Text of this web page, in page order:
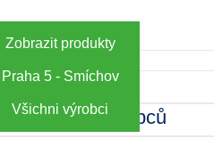
ceny
Zobrazit produkty
prodejna
Praha 5 - Smíchov
mnoha výrobců
Všichni výrobci